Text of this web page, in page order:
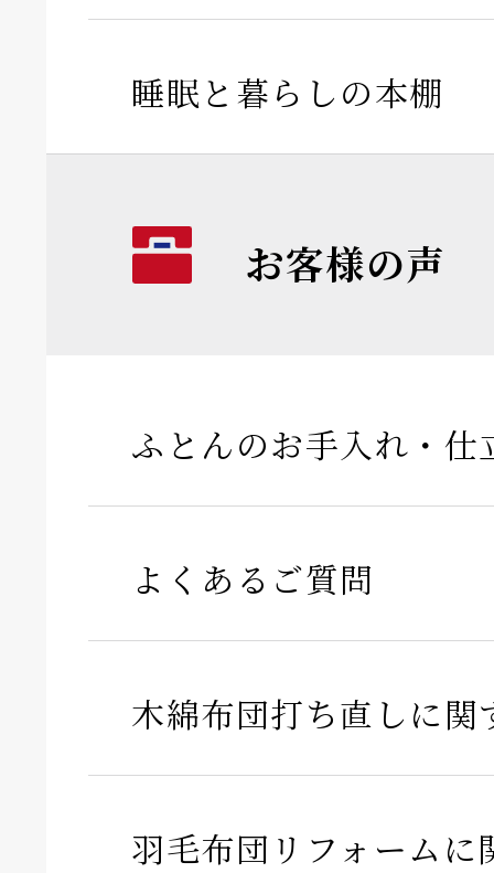
睡眠と暮らしの本棚
お客様の声
ふとんのお手入れ・仕
よくあるご質問
木綿布団打ち直しに関
羽毛布団リフォームに